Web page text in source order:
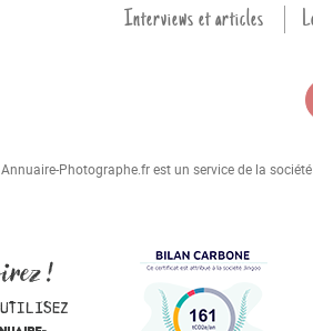
Interviews et articles
Annuaire-Photographe.fr est un service de la